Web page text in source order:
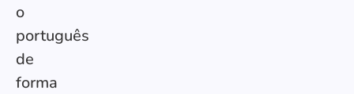
o
português
de
forma